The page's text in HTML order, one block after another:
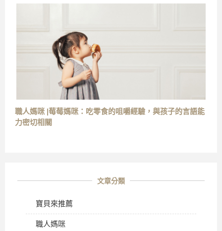
職人媽咪 |莓莓媽咪：吃零食的咀嚼經驗，與孩子的言語能
力密切相關
文章分類
寶貝來推薦
職人媽咪